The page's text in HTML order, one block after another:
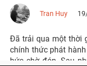
Tran Huy
Đã trải qua một thời
chính thức phát hành
hức chờ đón. Sau